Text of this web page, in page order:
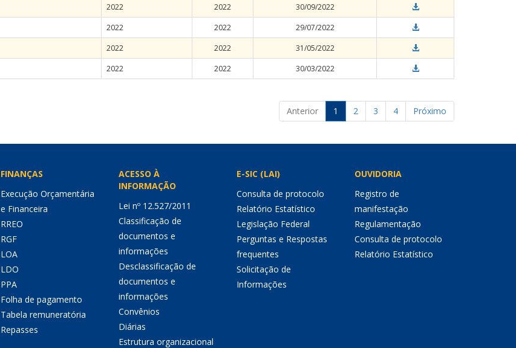
2022 2022
30/09/2022
2022 2022
29/07/2022
2022 2022
31/05/2022
2022 2022 30/03/2022
Anterior
1 2 3 4 Próximo
FINANÇAS
Execução Orçamentária
e Financeira
RREO
RGF
LOA
LDO
PPA
Folha de pagamento
Tabela remuneratória
Repasses
ACESSO À
INFORMAÇÃO
Lei nº 12.527/2011
Classificação de
documentos e
informações
Desclassificação de
documentos e
informações
Convênios
Diárias
Estrutura organizacional
E-SIC (LAI)
Consulta de protocolo
Relatório Estatístico
Legislação Federal
Perguntas e Respostas
frequentes
Solicitação de
Informações
OUVIDORIA
Registro de
manifestação
Regulamentação
Consulta de protocolo
Relatório Estatístico